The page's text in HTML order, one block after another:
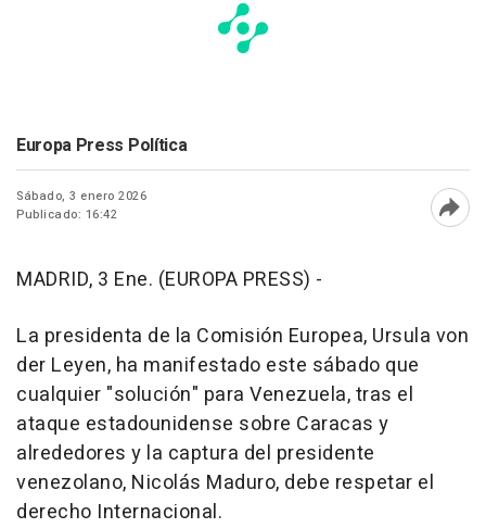
Europa Press Política
Sábado, 3 enero 2026
Publicado: 16:42
MADRID, 3 Ene. (EUROPA PRESS) -
La presidenta de la Comisión Europea, Ursula von
der Leyen, ha manifestado este sábado que
cualquier "solución" para Venezuela, tras el
ataque estadounidense sobre Caracas y
alrededores y la captura del presidente
venezolano, Nicolás Maduro, debe respetar el
derecho Internacional.